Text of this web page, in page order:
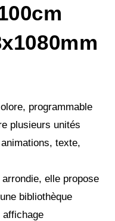
programmable
plusieurs unités
texte,
elle propose
bibliothèque
affichage